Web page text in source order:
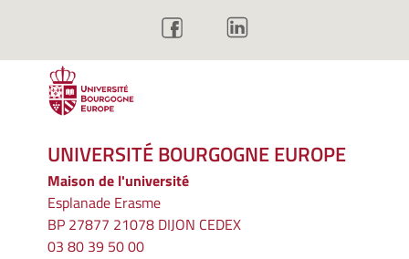
UNIVERSITÉ BOURGOGNE EUROPE
Maison de l'université
Esplanade Erasme
BP 27877 21078 DIJON CEDEX
03 80 39 50 00